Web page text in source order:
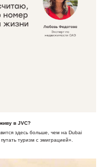
в JVC?
здесь больше, чем на Dubai
туризм с эмиграцией».